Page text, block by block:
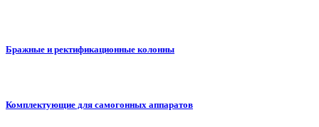
Бражные и ректификационные колонны
Комплектующие для самогонных аппаратов